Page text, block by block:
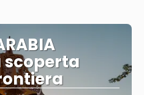
scoperta